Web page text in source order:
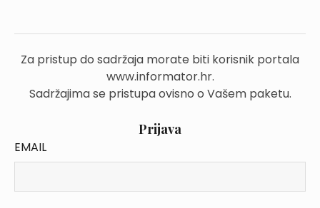
Za pristup do sadržaja morate biti korisnik portala
www.informator.hr.
Sadržajima se pristupa ovisno o Vašem paketu.
Prijava
EMAIL